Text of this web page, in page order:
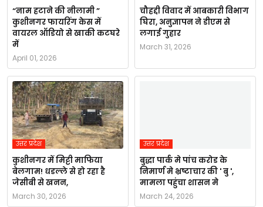
“नाम हटाने की नीलामी ”
कुशीनगर फायरिंग केस में
वायरल ऑडियो से खाकी कटघरे
में
April 01, 2026
चौहद्दी विवाद में आबकारी विभाग
घिरा, अनुज्ञापन ने डीएम से
लगाई गुहार
March 31, 2026
उत्तर प्रदेश
कुशीनगर में मिट्टी माफिया
बेलगाम! धडल्ले से हो रहा है
जेसीबी से खनन,
March 30, 2026
उत्तर प्रदेश
बुद्धा पार्क मे पांच करोड के
निमार्ण मे भ्रष्टाचार की ' बु ',
मामला पहुंचा शासन मे
March 24, 2026